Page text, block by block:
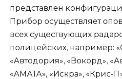
представлен
Прибор осуществляет
всех существующих
полицейских, например:
«Автодория», «Вокорд»,
«АМАТА», «Искра», «Крис-